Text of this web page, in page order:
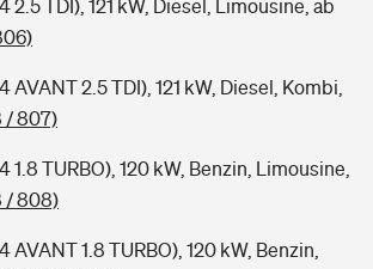
2.5 TDI), 121 kW, Diesel, Limousine, ab
AVANT 2.5 TDI), 121 kW, Diesel, Kombi,
/ 807)
1.8 TURBO), 120 kW, Benzin, Limousine,
/ 808)
AVANT 1.8 TURBO), 120 kW, Benzin,